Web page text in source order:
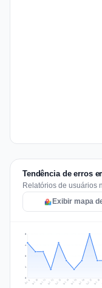
Tendência de erros
Relatórios de usuários
Exibir mapa
1
3
4
5
Jul 9 Jul 10 Jul 11 Jul 12 Jul 13 Jul 14 Jul 15 Jul 16 Jul 17 Jul 18